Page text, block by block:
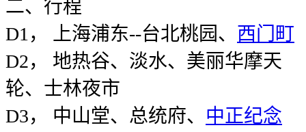
二、行程
D1， 上海浦东--台北桃园、 西门町
D2， 地热谷、淡水、美丽华摩天
轮、士林夜市
D3， 中山堂、总统府、 中正纪念